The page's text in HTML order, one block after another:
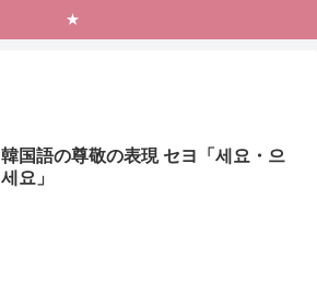
★
韓国語の尊敬の表現 セヨ「세요・으
세요」